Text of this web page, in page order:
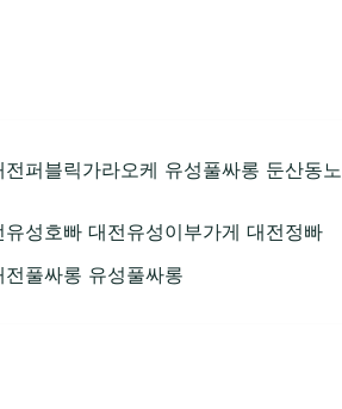
퍼블릭가라오케 유성풀싸롱 둔산동노
성호빠 대전유성이부가게 대전정빠
풀싸롱 유성풀싸롱